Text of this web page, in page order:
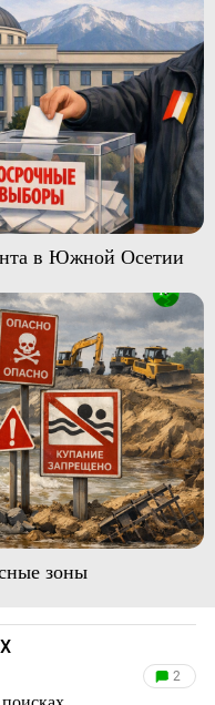
в Южной Осетии
зоны
2